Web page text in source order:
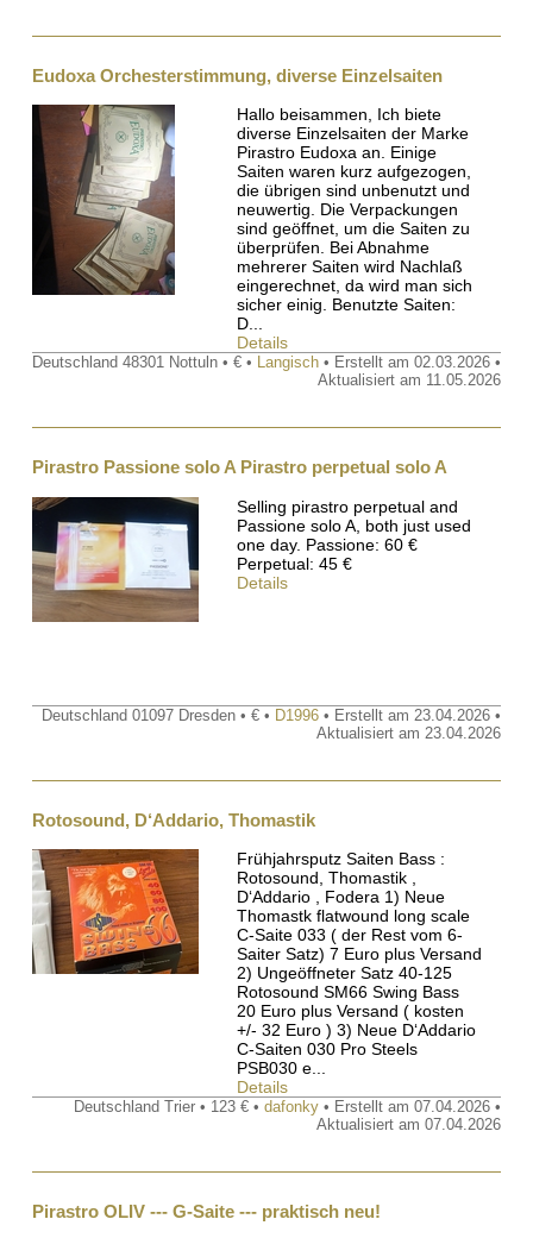
Eudoxa Orchesterstimmung, diverse Einzelsaiten
Hallo beisammen, Ich biete
diverse Einzelsaiten der Marke
Pirastro Eudoxa an. Einige
Saiten waren kurz aufgezogen,
die übrigen sind unbenutzt und
neuwertig. Die Verpackungen
sind geöffnet, um die Saiten zu
überprüfen. Bei Abnahme
mehrerer Saiten wird Nachlaß
eingerechnet, da wird man sich
sicher einig. Benutzte Saiten:
D...
Details
Deutschland 48301 Nottuln • € • Langisch • Erstellt am 02.03.2026 •
Aktualisiert am 11.05.2026
Pirastro Passione solo A Pirastro perpetual solo A
Selling pirastro perpetual and
Passione solo A, both just used
one day. Passione: 60 €
Perpetual: 45 €
Details
Deutschland 01097 Dresden • € • D1996 • Erstellt am 23.04.2026 •
Aktualisiert am 23.04.2026
Rotosound, D‘Addario, Thomastik
Frühjahrsputz Saiten Bass :
Rotosound, Thomastik ,
D‘Addario , Fodera 1) Neue
Thomastk flatwound long scale
C-Saite 033 ( der Rest vom 6-
Saiter Satz) 7 Euro plus Versand
2) Ungeöffneter Satz 40-125
Rotosound SM66 Swing Bass
20 Euro plus Versand ( kosten
+/- 32 Euro ) 3) Neue D‘Addario
C-Saiten 030 Pro Steels
PSB030 e...
Details
Deutschland Trier • 123 € • dafonky • Erstellt am 07.04.2026 •
Aktualisiert am 07.04.2026
Pirastro OLIV --- G-Saite --- praktisch neu!